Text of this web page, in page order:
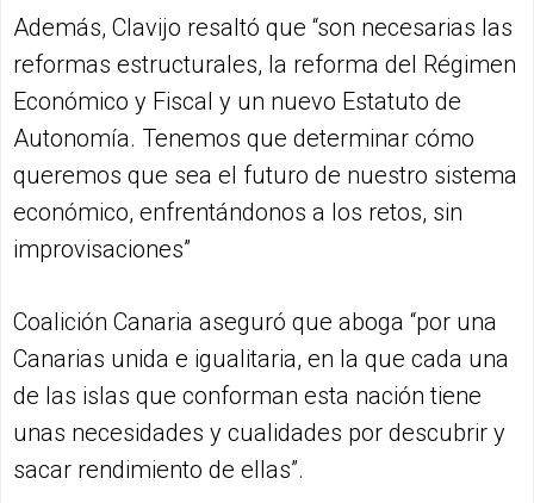
Además, Clavijo resaltó que “son necesarias las
reformas estructurales, la reforma del Régimen
Económico y Fiscal y un nuevo Estatuto de
Autonomía. Tenemos que determinar cómo
queremos que sea el futuro de nuestro sistema
económico, enfrentándonos a los retos, sin
improvisaciones”
Coalición Canaria aseguró que aboga “por una
Canarias unida e igualitaria, en la que cada una
de las islas que conforman esta nación tiene
unas necesidades y cualidades por descubrir y
sacar rendimiento de ellas”.